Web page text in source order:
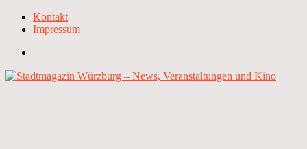
Kontakt
Impressum